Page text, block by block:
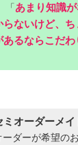
「あまり知識が
ないけど、ち
るならこだわ
ミオーダーメイ
ダーが希望の